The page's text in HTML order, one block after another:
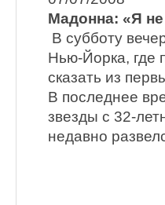
Мадонна: «Я
В субботу
Нью-Йорка, где
сказать из
В последнее
звезды с 32-
недавно